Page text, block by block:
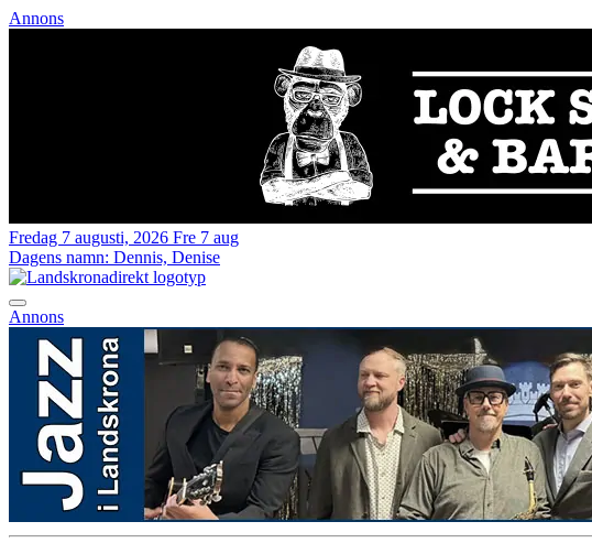
Annons
Fredag 7 augusti, 2026 Fre 7 aug
Dagens namn: Dennis, Denise
Annons